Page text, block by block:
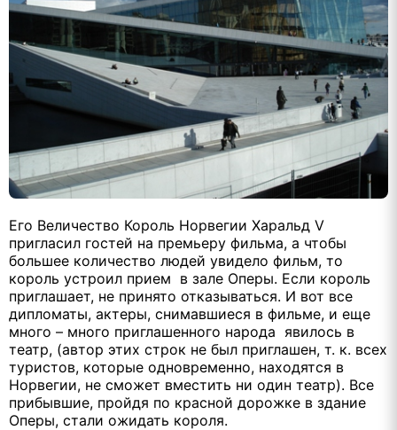
Его Величество Король Норвегии Харальд V
пригласил гостей на премьеру фильма, а чтобы
большее количество людей увидело фильм, то
король устроил прием в зале Оперы. Если король
приглашает, не принято отказываться. И вот все
дипломаты, актеры, снимавшиеся в фильме, и еще
много – много приглашенного народа явилось в
театр, (автор этих строк не был приглашен, т. к. всех
туристов, которые одновременно, находятся в
Норвегии, не сможет вместить ни один театр). Все
прибывшие, пройдя по красной дорожке в здание
Оперы, стали ожидать короля.